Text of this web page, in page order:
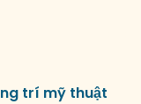
trí mỹ thuật